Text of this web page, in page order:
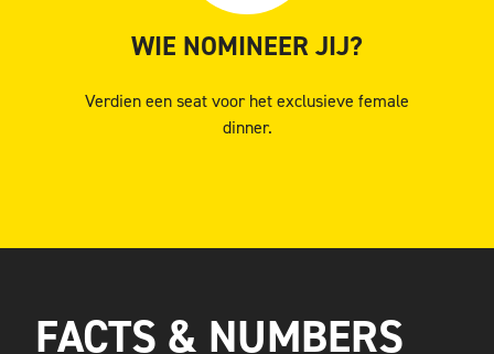
WIE NOMINEER JIJ?
Verdien een seat voor het exclusieve female
dinner.
FACTS & NUMBERS